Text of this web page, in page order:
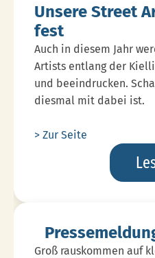
Unsere Street
fest
Auch in diesem Jahr
Artists entlang der
und beeindrucken.
diesmal mit dabei ist.
> Zur Seite
Groß rauskommen auf